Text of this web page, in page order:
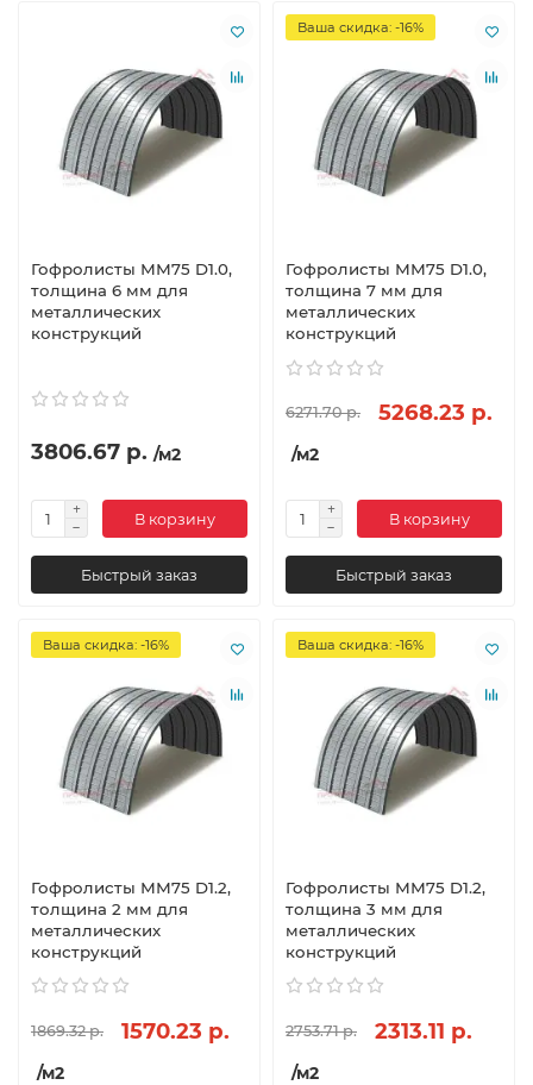
Гофролисты ММ75 D1.0,
толщина 6 мм для
металлических
конструкций
3806.67 р. /м2
В корзину
Быстрый заказ
Ваша скидка: -16%
Гофролисты ММ75 D1.0,
толщина 7 мм для
металлических
конструкций
6271.70 р. 5268.23 р.
/м2
В корзину
Быстрый заказ
Ваша скидка: -16%
Гофролисты ММ75 D1.2,
толщина 2 мм для
металлических
конструкций
1869.32 р. 1570.23 р.
/м2
Ваша скидка: -16%
Гофролисты ММ75 D1.2,
толщина 3 мм для
металлических
конструкций
2753.71 р. 2313.11 р.
/м2